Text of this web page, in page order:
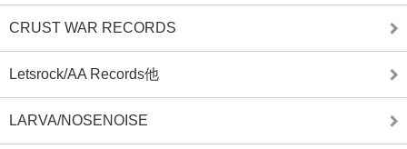
CRUST WAR RECORDS
Letsrock/AA Records他
LARVA/NOSENOISE